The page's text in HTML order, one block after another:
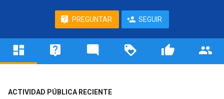
PREGUNTAR SEGUIR
ACTIVIDAD PÚBLICA RECIENTE